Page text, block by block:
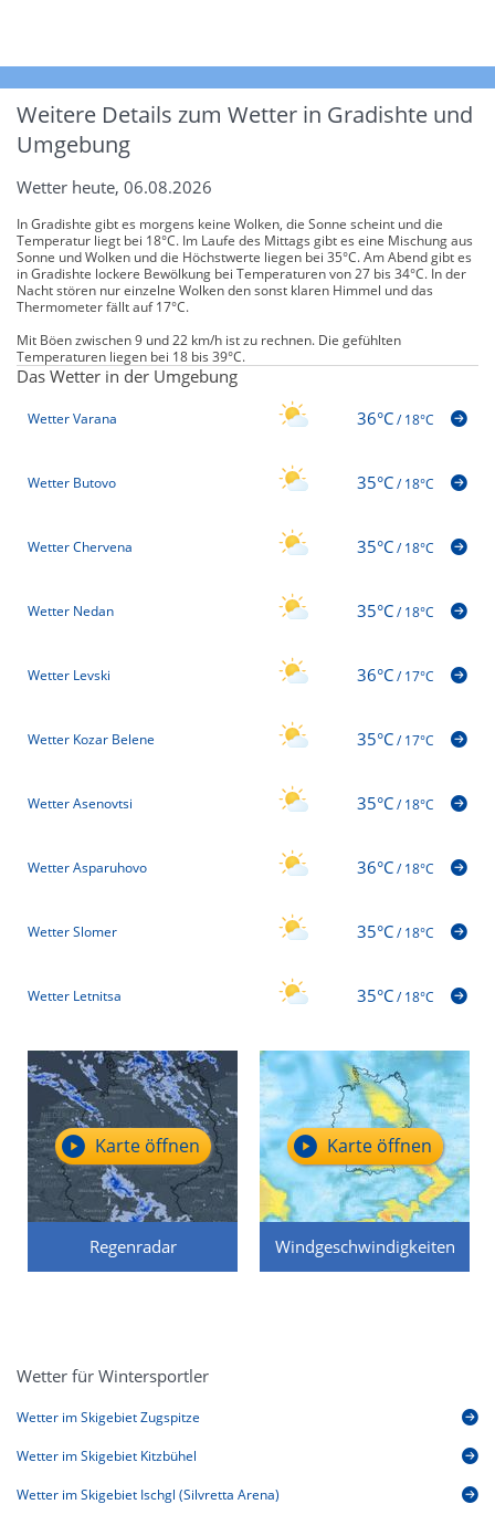
Weitere Details zum Wetter in Gradishte und
Umgebung
Wetter heute, 06.08.2026
In Gradishte gibt es morgens keine Wolken, die Sonne scheint und die
Temperatur liegt bei 18°C. Im Laufe des Mittags gibt es eine Mischung aus
Sonne und Wolken und die Höchstwerte liegen bei 35°C. Am Abend gibt es
in Gradishte lockere Bewölkung bei Temperaturen von 27 bis 34°C. In der
Nacht stören nur einzelne Wolken den sonst klaren Himmel und das
Thermometer fällt auf 17°C.
Mit Böen zwischen 9 und 22 km/h ist zu rechnen. Die gefühlten
Temperaturen liegen bei 18 bis 39°C.
Das Wetter in der Umgebung
Wetter Varana 36°C/18°C
Wetter Butovo 35°C/18°C
Wetter Chervena 35°C/18°C
Wetter Nedan 35°C/18°C
Wetter Levski 36°C/17°C
Wetter Kozar Belene 35°C/17°C
Wetter Asenovtsi 35°C/18°C
Wetter Asparuhovo 36°C/18°C
Wetter Slomer 35°C/18°C
Wetter Letnitsa 35°C/18°C
Regenradar
Karte öffnen
Windgeschwindigkeiten
Karte öffnen
Wetter für Wintersportler
Wetter im Skigebiet Zugspitze
Wetter im Skigebiet Kitzbühel
Wetter im Skigebiet Ischgl (Silvretta Arena)